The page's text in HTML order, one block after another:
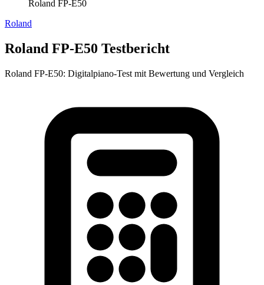
Roland FP-E50
Roland
Roland FP-E50 Testbericht
Roland FP-E50: Digitalpiano-Test mit Bewertung und Vergleich